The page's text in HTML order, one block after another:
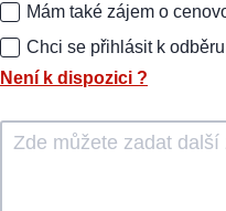
Mám také zájem o
Chci se přihlásit k
Není k dispozici ?